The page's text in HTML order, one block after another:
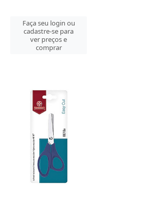
Faça seu login ou
cadastre-se para
ver preços e
comprar